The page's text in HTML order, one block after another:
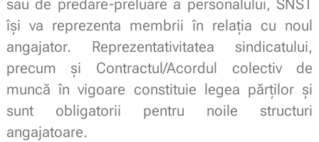
sau de predare-preluare a personalului, SNST
își va reprezenta membrii în relația cu noul
angajator. Reprezentativitatea sindicatului,
precum și Contractul/Acordul colectiv de
muncă în vigoare constituie legea părților și
sunt obligatorii pentru noile structuri
angajatoare.